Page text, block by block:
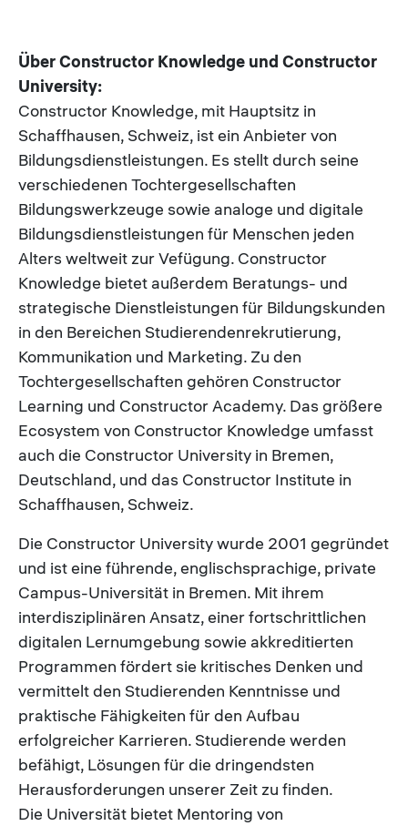
Über Constructor Knowledge und Constructor
University:
Constructor Knowledge, mit Hauptsitz in
Schaffhausen, Schweiz, ist ein Anbieter von
Bildungsdienstleistungen. Es stellt durch seine
verschiedenen Tochtergesellschaften
Bildungswerkzeuge sowie analoge und digitale
Bildungsdienstleistungen für Menschen jeden
Alters weltweit zur Vefügung. Constructor
Knowledge bietet außerdem Beratungs- und
strategische Dienstleistungen für Bildungskunden
in den Bereichen Studierendenrekrutierung,
Kommunikation und Marketing. Zu den
Tochtergesellschaften gehören Constructor
Learning und Constructor Academy. Das größere
Ecosystem von Constructor Knowledge umfasst
auch die Constructor University in Bremen,
Deutschland, und das Constructor Institute in
Schaffhausen, Schweiz.
Die Constructor University wurde 2001 gegründet
und ist eine führende, englischsprachige, private
Campus-Universität in Bremen. Mit ihrem
interdisziplinären Ansatz, einer fortschrittlichen
digitalen Lernumgebung sowie akkreditierten
Programmen fördert sie kritisches Denken und
vermittelt den Studierenden Kenntnisse und
praktische Fähigkeiten für den Aufbau
erfolgreicher Karrieren. Studierende werden
befähigt, Lösungen für die dringendsten
Herausforderungen unserer Zeit zu finden.
Die Universität bietet Mentoring von